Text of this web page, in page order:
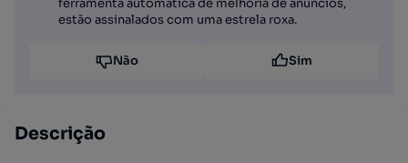
ferramenta automática de melhoria de anúncios,
estão assinalados com uma estrela roxa.
Não Sim
Descrição